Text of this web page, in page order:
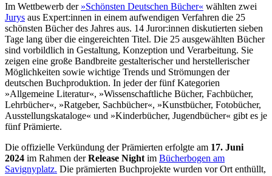
Im Wettbewerb der »Schönsten Deutschen Bücher« wählten zwei
Jurys aus Expert:innen in einem aufwendigen Verfahren die 25
schönsten Bücher des Jahres aus. 14 Juror:innen diskutierten sieben
Tage lang über die eingereichten Titel. Die 25 ausgewählten Bücher
sind vorbildlich in Gestaltung, Konzeption und Verarbeitung. Sie
zeigen eine große Bandbreite gestalterischer und herstellerischer
Möglichkeiten sowie wichtige Trends und Strömungen der
deutschen Buchproduktion. In jeder der fünf Kategorien
»Allgemeine Literatur«, »Wissenschaftliche Bücher, Fachbücher,
Lehrbücher«, »Ratgeber, Sachbücher«, »Kunstbücher, Fotobücher,
Ausstellungskataloge« und »Kinderbücher, Jugendbücher« gibt es je
fünf Prämierte.
Die offizielle Verkündung der Prämierten erfolgte am 17. Juni
2024 im Rahmen derRelease Night im Bücherbogen am
Savignyplatz. Die prämierten Buchprojekte wurden vor Ort enthüllt,